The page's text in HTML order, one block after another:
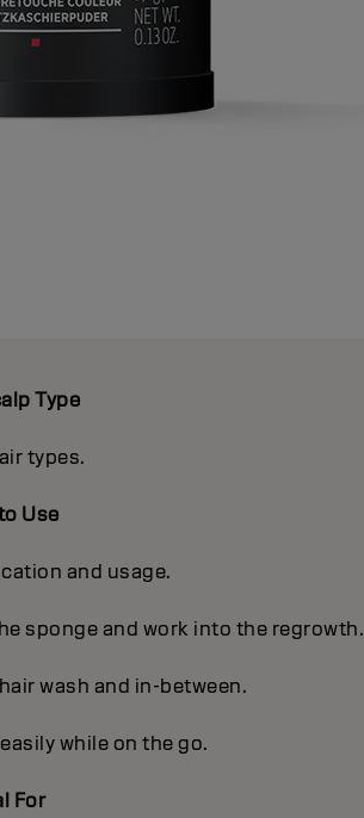
Type
types.
Use
and usage.
sponge and work into the regrowth.
wash and in-between.
while on the go.
For